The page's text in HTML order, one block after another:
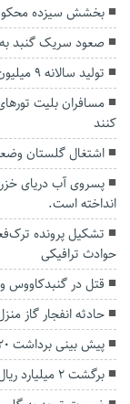
بخشش سیزده
صعود سریک گنبد به
تولید سالانه ۹ میلیون و ۸۹۰ هزار نهال در گلستان هدف‌گذاری شد
مسافران بلیت
کنند
اشتغال گلستان
پسروی آب دریای
انداخته است.
حوادث ترافیکی
قتل در گنبدکاووس
حادثه انفجار گاز
پیش بینی برداشت ۲۰ هزار تن انار در گلستان
برگشت ۲ میلیارد ریال وجه به حساب مال باخته